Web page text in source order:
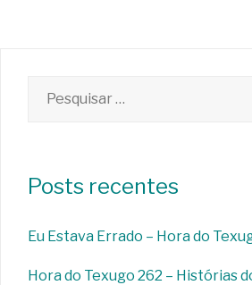
por:
Posts recentes
Eu Estava Errado – Hora do
Hora do Texugo 262 – Histórias